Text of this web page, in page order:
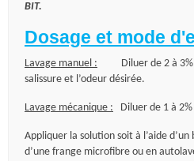
BIT.
Dosage et mode
Lavage manuel :
Diluer de 2 à
salissure et l’odeur désirée.
Lavage mécanique : Diluer de 1 à
Appliquer la solution soit à l’aide
d’une frange microfibre ou en